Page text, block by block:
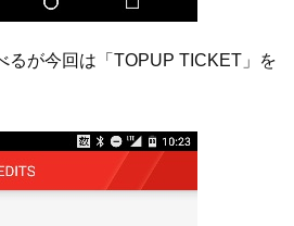
るが今回は「TOPUP TICKET」を